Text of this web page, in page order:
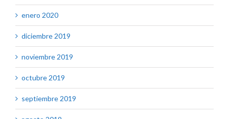
enero 2020
diciembre 2019
noviembre 2019
octubre 2019
septiembre 2019